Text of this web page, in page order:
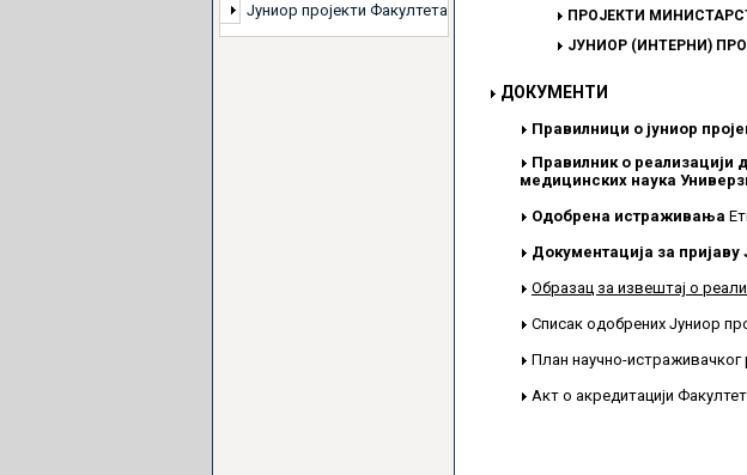
Јуниор пројекти Факултета
ПРОЈЕКТИ
ЈУНИОР (ИНТЕРНИ)
ДОКУМЕНТИ
Правилници о јуниор
Правилник о реализацији
медицинских наука
Одобрена истраживања
Документација за
Образац за извештај о
Списак одобрених Јуниор
План научно-истраживачког
Акт о акредитацији